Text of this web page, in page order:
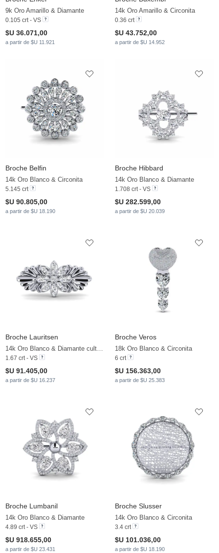
9k Oro Amarillo & Diamante
0.105 crt - VS
$U 36.071,00
a partir de $U 11.921
14k Oro Amarillo & Circonita
0.36 crt
$U 43.752,00
a partir de $U 14.952
Broche Belfin
14k Oro Blanco & Circonita
5.145 crt
$U 90.805,00
a partir de $U 18.190
Broche Hibbard
14k Oro Blanco & Diamante
1.708 crt - VS
$U 282.599,00
a partir de $U 20.039
Broche Lauritsen
14k Oro Blanco & Diamante cultivado en laboratorio
1.67 crt - VS
$U 91.405,00
a partir de $U 16.237
Broche Veros
18k Oro Blanco & Circonita
6 crt
$U 156.363,00
a partir de $U 25.383
Broche Lumbanil
14k Oro Blanco & Diamante
4.89 crt - VS
$U 918.655,00
a partir de $U 23.431
Broche Slusser
14k Oro Blanco & Circonita
3.4 crt
$U 101.036,00
a partir de $U 18.190